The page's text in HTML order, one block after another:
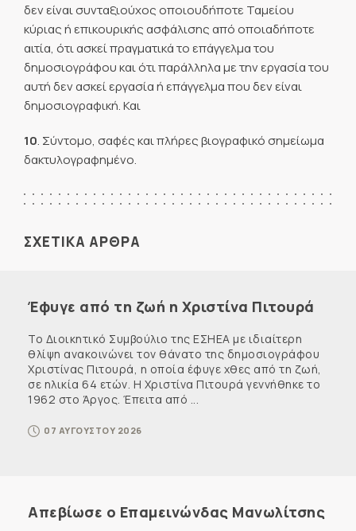
δεν είναι συνταξιούχος οποιουδήποτε Ταμείου
κύριας ή επικουρικής ασφάλισης από οποιαδήποτε
αιτία, ότι ασκεί πραγματικά το επάγγελμα του
δημοσιογράφου και ότι παράλληλα με την εργασία του
αυτή δεν ασκεί εργασία ή επάγγελμα που δεν είναι
δημοσιογραφική. Και
10. Σύντομο, σαφές και πλήρες βιογραφικό σημείωμα
δακτυλογραφημένο.
ΣΧΕΤΙΚΑ ΑΡΘΡΑ
Έφυγε από τη ζωή η Χριστίνα Πιτουρά
Το Διοικητικό Συμβούλιο της ΕΣΗΕΑ με ιδιαίτερη
θλίψη ανακοινώνει τον θάνατο της δημοσιογράφου
Χριστίνας Πιτουρά, η οποία έφυγε χθες από τη ζωή,
σε ηλικία 64 ετών. Η Χριστίνα Πιτουρά γεννήθηκε το
1962 στο Άργος. Έπειτα από ...
07 ΑΥΓΟΥΣΤΟΥ 2026
Απεβίωσε ο Επαμεινώνδας Μανωλίτσης